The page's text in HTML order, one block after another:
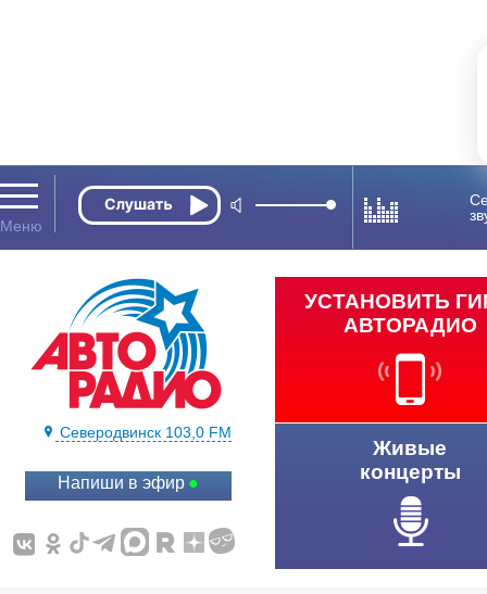
Северодвинск 103,0 FM
Напиши в эфир
УСТАНОВИТЬ
АВТОРАДИО
Живые
концерты